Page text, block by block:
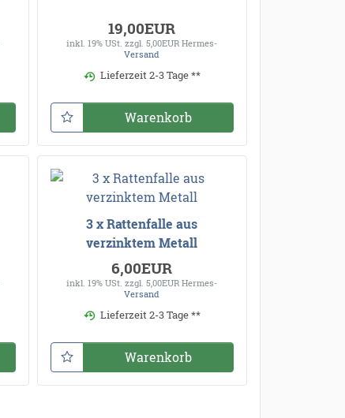
19,00EUR
inkl. 19% USt. zzgl. 5,00EUR Hermes-
Versand
Lieferzeit 2-3 Tage **
Warenkorb
3 x Rattenfalle aus
verzinktem Metall
6,00EUR
inkl. 19% USt. zzgl. 5,00EUR Hermes-
Versand
Lieferzeit 2-3 Tage **
Warenkorb